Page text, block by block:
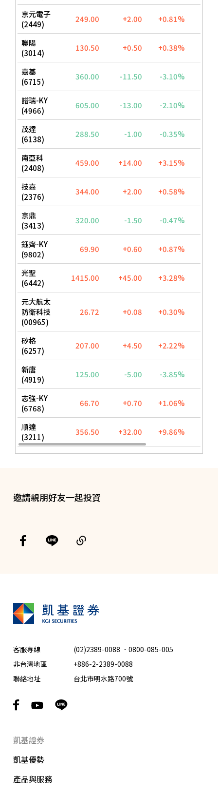
邀請親朋好友一起投資
客服專線 (02)2389-0088 ． 0800-085-005
非台灣地區
+886-2-2389-0088
聯絡地址
台北市明水路700號
凱基證券
凱基優勢
產品與服務